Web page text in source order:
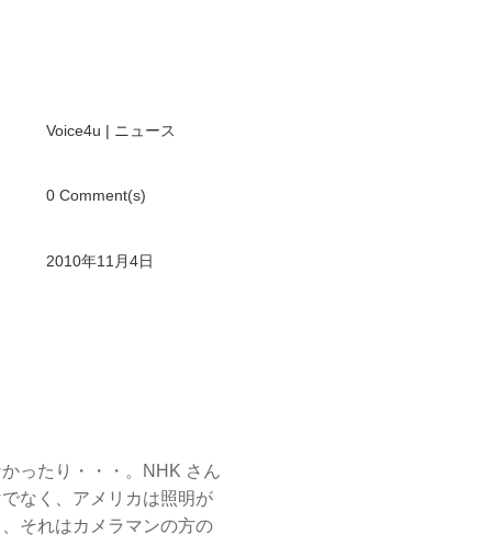
Voice4u | ニュース
0 Comment(s)
2010年11月4日
ったり・・・。NHK さん
なく、アメリカは照明が
それはカメラマンの方の